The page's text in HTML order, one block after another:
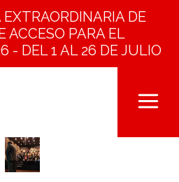
DE
ACCESO PARA EL
- DEL 1 AL 26 DE JULIO